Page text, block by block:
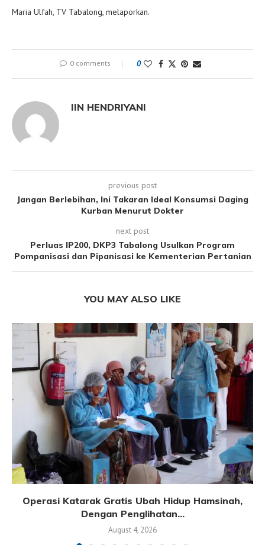
Maria Ulfah, TV Tabalong, melaporkan.
0 comments 0
IIN HENDRIYANI
previous post
Jangan Berlebihan, Ini Takaran Ideal Konsumsi Daging
Kurban Menurut Dokter
next post
Perluas IP200, DKP3 Tabalong Usulkan Program
Pompanisasi dan Pipanisasi ke Kementerian Pertanian
YOU MAY ALSO LIKE
Operasi Katarak Gratis Ubah Hidup Hamsinah,
Dengan Penglihatan...
August 4, 2026